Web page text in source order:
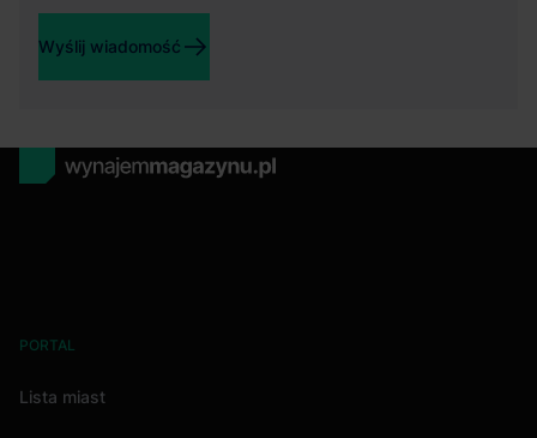
Wyślij wiadomość
PORTAL
Lista miast